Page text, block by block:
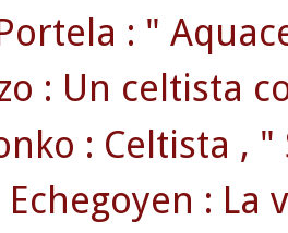
: "
: Un celtista
: Celtista ,
: La